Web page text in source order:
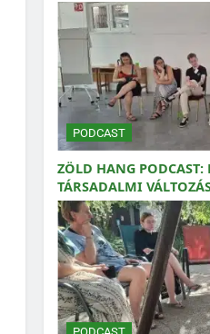
PODCAST
ZÖLD HANG PODCAST:
TÁRSADALMI